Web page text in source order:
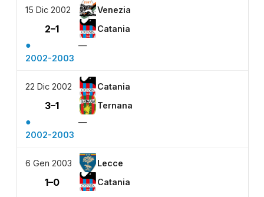
15 Dic 2002 Venezia
2–1 Catania
●
—
2002-2003
22 Dic 2002 Catania
3–1 Ternana
●
—
2002-2003
6 Gen 2003 Lecce
1–0 Catania